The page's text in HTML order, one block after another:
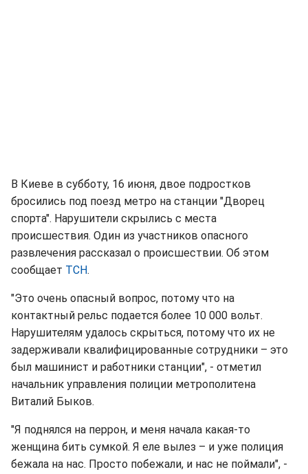
В Киеве в субботу, 16 июня, двое подростков
бросились под поезд метро на станции "Дворец
спорта". Нарушители скрылись с места
происшествия. Один из участников опасного
развлечения рассказал о происшествии. Об этом
сообщает ТСН.
"Это очень опасный вопрос, потому что на
контактный рельс подается более 10 000 вольт.
Нарушителям удалось скрыться, потому что их не
задерживали квалифицированные сотрудники – это
был машинист и работники станции", - отметил
начальник управления полиции метрополитена
Виталий Быков.
"Я поднялся на перрон, и меня начала какая-то
женщина бить сумкой. Я еле вылез – и уже полиция
бежала на нас. Просто побежали, и нас не поймали", -